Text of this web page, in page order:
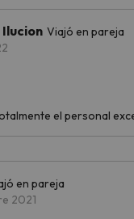
Ilucion Viajó en pareja
el personal
en pareja
2021